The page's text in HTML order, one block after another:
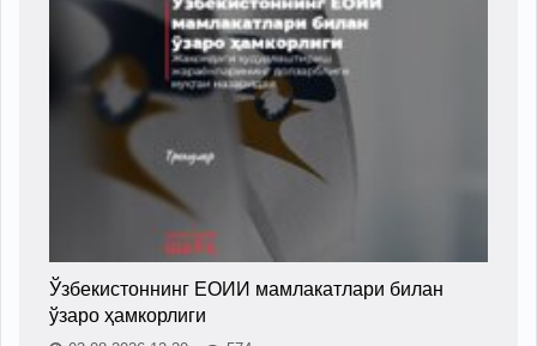
Ўзбекистоннинг ЕОИИ мамлакатлари билан
ўзаро ҳамкорлиги